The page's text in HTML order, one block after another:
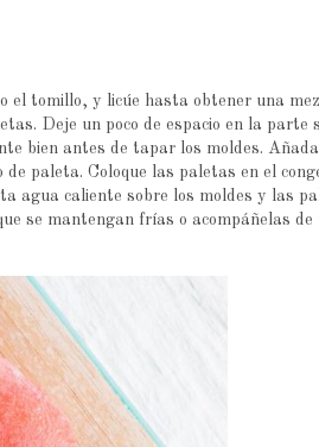
el tomillo, y licúe hasta obtener una
Deje un poco de espacio en la parte
bien antes de tapar los moldes.
paleta. Coloque las paletas en el
agua caliente sobre los moldes y las
se mantengan frías o acompáñelas